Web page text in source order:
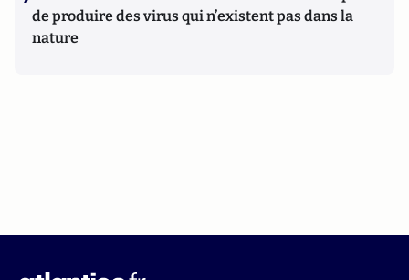
de produire des virus qui n’existent pas dans la
nature